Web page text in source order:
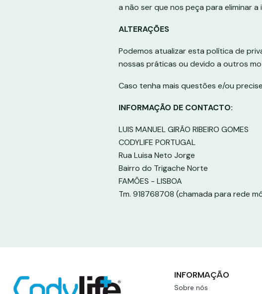
a não ser que nos peça para eliminar a
ALTERAÇÕES
Podemos atualizar esta política de
nossas práticas ou devido a outros
Caso tenha mais questões e/ou
INFORMAÇÃO DE CONTACTO:
LUIS MANUEL GIRÃO RIBEIRO GOMES
CODYLIFE PORTUGAL
Rua Luisa Neto Jorge
Bairro do Trigache Norte
FAMÕES - LISBOA
Tm. 918768708 (chamada para rede
INFORMAÇÃO
Sobre nós